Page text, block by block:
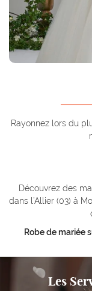
La boutique
services
de mariée
de soirée
enfants
Vidéos
Avis
Contact
Rayonnez lors du
Découvrez des
dans l’Allier (03) à
Robe de mariée
Les